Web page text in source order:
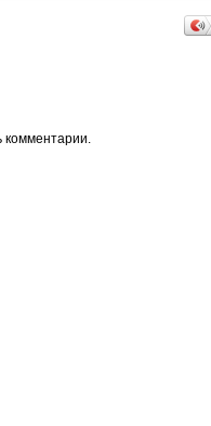
комментарии.